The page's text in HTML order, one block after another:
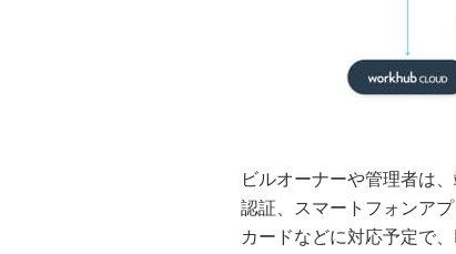
ビルオーナーや管理者は
認証、スマートフォンア
カードなどに対応予定で